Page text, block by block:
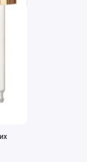
с
позволяют
количество
для